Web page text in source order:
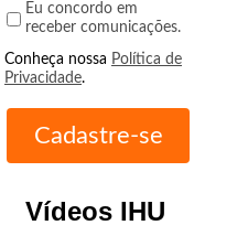
Eu concordo em
receber comunicações.
Conheça nossa Política de
Privacidade.
Vídeos IHU